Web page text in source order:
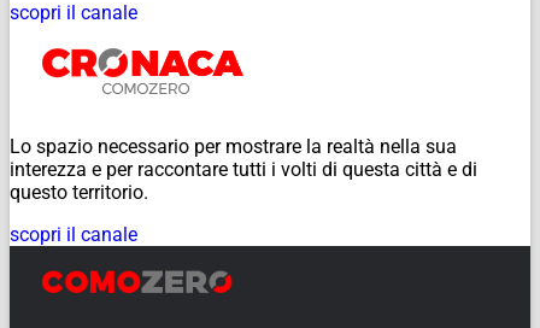
scopri il canale
Lo spazio necessario per mostrare la realtà nella sua
interezza e per raccontare tutti i volti di questa città e di
questo territorio.
scopri il canale